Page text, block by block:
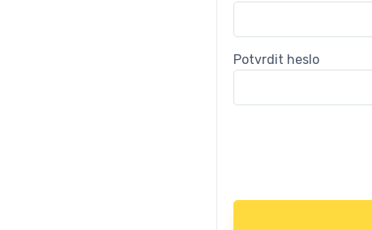
Potvrdit heslo